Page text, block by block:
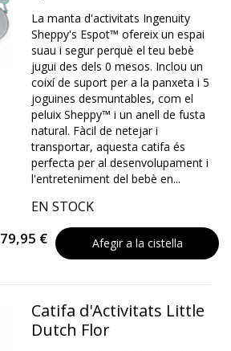
La manta d'activitats Ingenuity
Sheppy's Espot™ ofereix un espai
suau i segur perquè el teu bebè
jugui des dels 0 mesos. Inclou un
coixí de suport per a la panxeta i 5
joguines desmuntables, com el
peluix Sheppy™ i un anell de fusta
natural. Fàcil de netejar i
transportar, aquesta catifa és
perfecta per al desenvolupament i
l'entreteniment del bebè en...
EN STOCK
79,95 € Afegir a la cistella
Catifa d'Activitats Little
Dutch Flor